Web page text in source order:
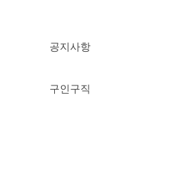
공지사항
구인구직